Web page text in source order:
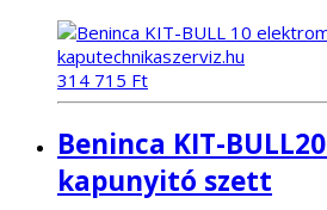
314 715 Ft
Beninca KIT-
kapunyitó szett